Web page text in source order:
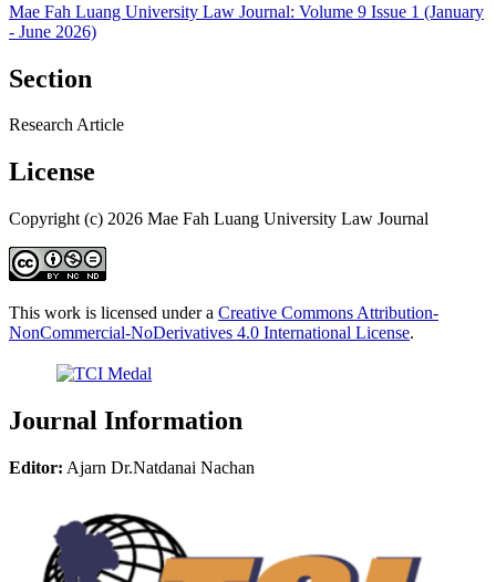
Mae Fah Luang University Law Journal: Volume 9 Issue 1 (January
- June 2026)
Section
Research Article
License
Copyright (c) 2026 Mae Fah Luang University Law Journal
This work is licensed under a Creative Commons Attribution-
NonCommercial-NoDerivatives 4.0 International License.
Journal Information
Editor: Ajarn Dr.Natdanai Nachan